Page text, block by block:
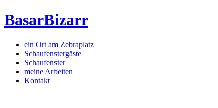
BasarBizarr
ein Ort am Zebraplatz
Schaufenster­gäste
Schaufenster
meine Arbeiten
Kontakt